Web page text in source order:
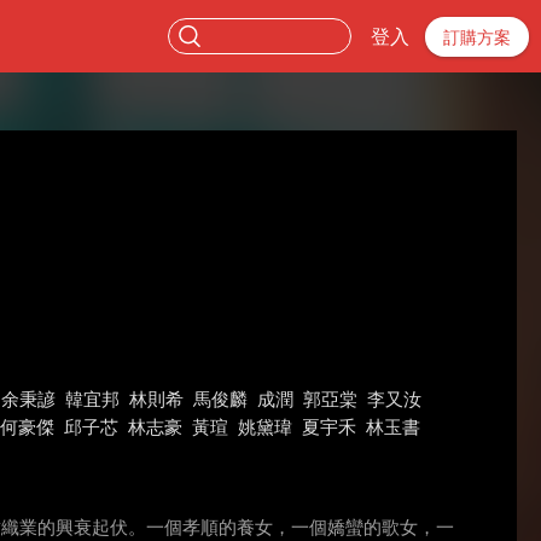
登入 訂購方案
余秉諺 韓宜邦 林則希 馬俊麟 成潤 郭亞棠 李又汝
何豪傑 邱子芯 林志豪 黃瑄 姚黛瑋 夏宇禾 林玉書
業的興衰起伏。一個孝順的養女，一個嬌蠻的歌女，一